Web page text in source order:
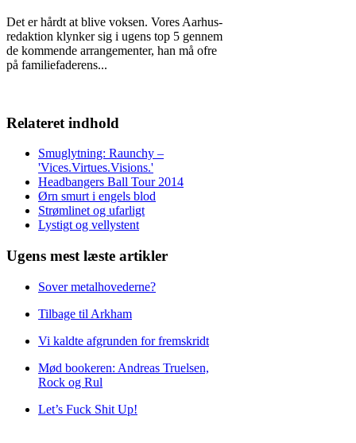
Det er hårdt at blive voksen. Vores Aarhus-
redaktion klynker sig i ugens top 5 gennem
de kommende arrangementer, han må ofre
på familiefaderens...
Relateret indhold
Smuglytning: Raunchy –
'Vices.Virtues.Visions.'
Headbangers Ball Tour 2014
Ørn smurt i engels blod
Strømlinet og ufarligt
Lystigt og vellystent
Ugens mest læste artikler
Sover metalhovederne?
Tilbage til Arkham
Vi kaldte afgrunden for fremskridt
Mød bookeren: Andreas Truelsen,
Rock og Rul
Let’s Fuck Shit Up!